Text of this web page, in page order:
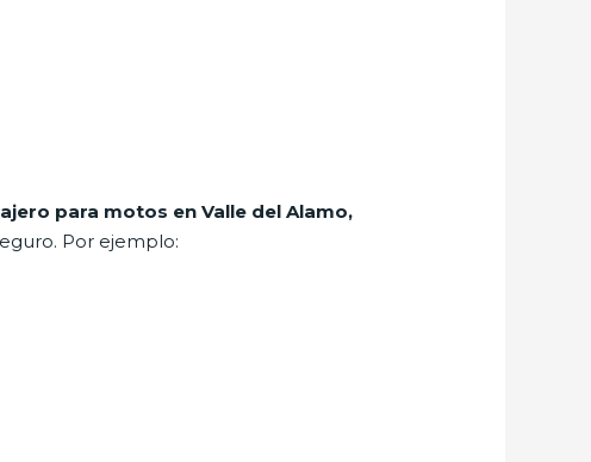
para motos en Valle del Alamo,
Por ejemplo: